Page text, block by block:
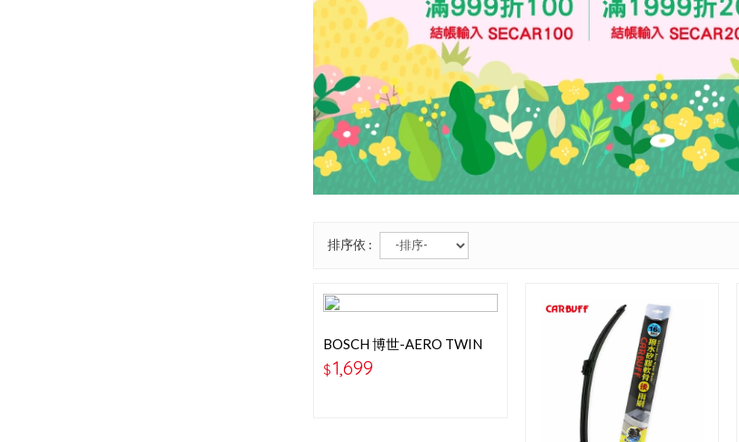
排序依 :
BOSCH 博世-AERO TWIN
29+29吋 專用軟骨雨刷
(FORD FOCUS)
$1,699